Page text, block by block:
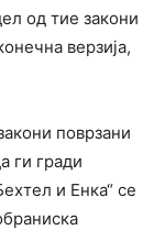
од тие закони
верзија,
поврзани
ги гради
и Енка“ се